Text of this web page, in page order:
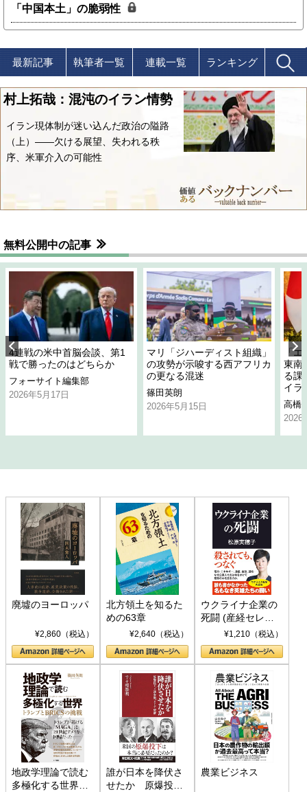
「中国本土」の脆弱性
最新記事 執筆者一覧 連載一覧 ランキング
村上拓哉：混沌のイラン情勢
イラン現体制が迷い込んだ政治の隘路
（上）――欠ける展望、失われる秩
序、米軍介入の可能性
無料公開中の記事
4連戦の米中首脳会談、第1
戦で勝ったのはどちらか
フォーサイト編集部
2026年5月17日
マリ「ジハーディスト組織」
の攻勢が示唆する西アフリカ
の更なる混迷
篠田英朗
2026年5月15日
「
東南
る課
イラ
高橋
2026
廃墟のヨーロッパ
¥2,860（税込）
北方領土を知るた
めの63章
¥2,640（税込）
ウクライナ企業の
死闘 (産経セレク
ト S 039)¥1,210（税込）
地政学理論で読む
多極化する世界：
誰が日本を降伏さ
せたか 原爆投
農業ビジネス